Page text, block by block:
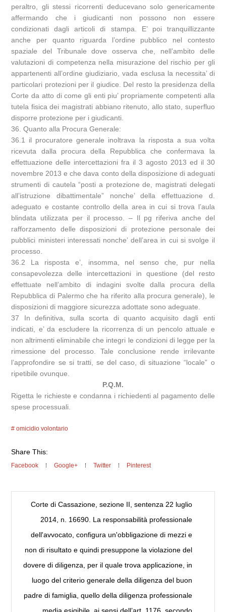
peraltro, gli stessi ricorrenti deducevano solo genericamente
affermando che i giudicanti non possono non essere
condizionati dagli articoli di stampa. E’ poi tranquillizzante
anche per quanto riguarda l’ordine pubblico nel contesto
spaziale del Tribunale dove osserva che, nell’ambito delle
valutazioni di competenza nella misurazione del rischio per gli
appartenenti all’ordine giudiziario, vada esclusa la necessita’ di
particolari protezioni per il giudice. Del resto la presidenza della
Corte da atto di come gli enti piu’ propriamente competenti alla
tutela fisica dei magistrati abbiano ritenuto, allo stato, superfluo
disporre protezione per i giudicanti.
36. Quanto alla Procura Generale:
36.1 il procuratore generale inoltrava la risposta a sua volta
ricevuta dalla procura della Repubblica che confermava la
effettuazione delle intercettazioni fra il 3 agosto 2013 ed il 30
novembre 2013 e che dava conto della disposizione di adeguati
strumenti di cautela “posti a protezione de, magistrati delegati
all’istruzione dibattimentale” nonche’ della effettuazione d.
adeguato e costante controllo della area in cui si trova l’aula
blindata utilizzata per il processo. – Il pg riferiva anche del
rafforzamento delle disposizioni di protezione personale dei
pubblici ministeri interessati nonche’ dell’area in cui si svolge il
processo.
36.2 La risposta e’, insomma, nel senso che, pur nella
consapevolezza delle intercettazioni in questione (del resto
effettuate nell’ambito di indagini svolte dalla procura della
Repubblica di Palermo che ha riferito alla procura generale), le
disposizioni di maggiore sicurezza adottate sono adeguate.
37 In definitiva, sulla scorta di quanto acquisito dagli enti
indicati, e’ da escludere la ricorrenza di un pencolo attuale e
non altrimenti eliminabile che integri le condizioni di legge per la
rimessione del processo. Tale conclusione rende irrilevante
l’approfondire se si tratti, se del caso, di situazione “locale” o
ripetibile ovunque.
P.Q.M.
Rigetta le richieste e condanna i richiedenti al pagamento delle
spese processuali.
omicidio volontario
Share This:
Facebook Google+ Twitter Pinterest
Corte di Cassazione, sezione II, sentenza 22 luglio
2014, n. 16690. La responsabilità professionale
dell'avvocato, configura un'obbligazione di mezzi e
non di risultato e quindi presuppone la violazione del
dovere di diligenza, per il quale trova applicazione, in
luogo del criterio generale della diligenza del buon
padre di famiglia, quello della diligenza professionale